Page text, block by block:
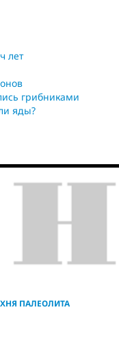
лет
грибниками
яды?
ПАЛЕОЛИТА